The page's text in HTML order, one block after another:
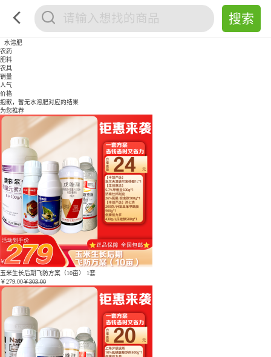
水溶肥
农药
肥料
农具
销量
人气
价格
抱歉，暂无水溶肥对应的结果
为您推荐
玉米生长后期飞防方案（10亩） 1套
￥279.00￥303.00